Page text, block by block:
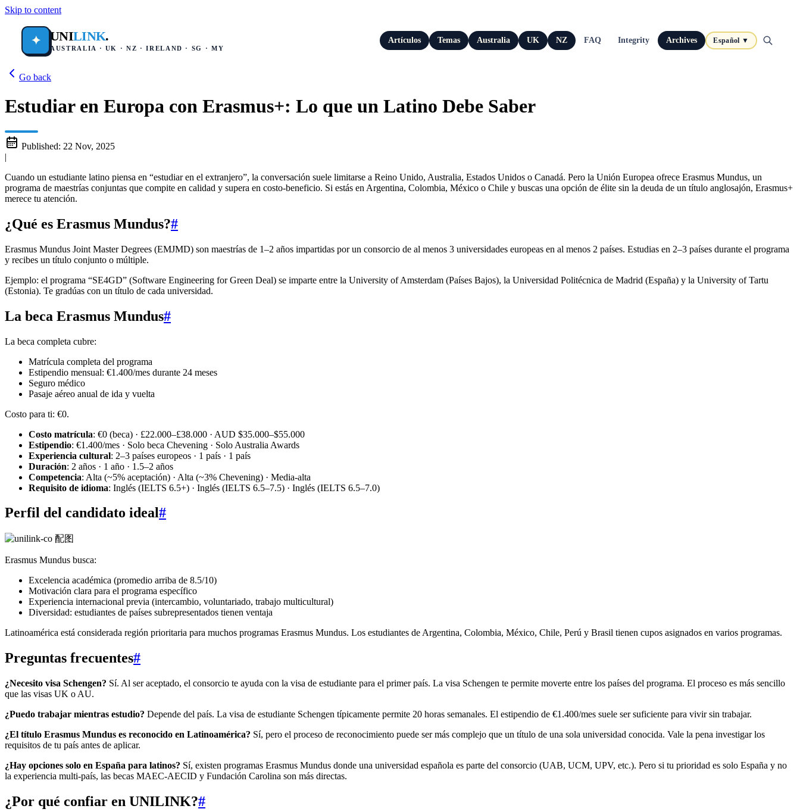
Skip to content
✦ UNILINK.
AUSTRALIA · UK · NZ · IRELAND · SG · MY
Artículos Temas Australia UK NZ FAQ Integrity Archives Español ▼
Go back
Estudiar en Europa con Erasmus+: Lo que un Latino Debe Saber
Published: 22 Nov, 2025
|
Cuando un estudiante latino piensa en “estudiar en el extranjero”, la conversación suele limitarse a Reino Unido, Australia, Estados Unidos o Canadá. Pero la Unión Europea ofrece Erasmus Mundus, un
programa de maestrías conjuntas que compite en calidad y supera en costo-beneficio. Si estás en Argentina, Colombia, México o Chile y buscas una opción de élite sin la deuda de un título anglosajón, Erasmus+
merece tu atención.
¿Qué es Erasmus Mundus?#
Erasmus Mundus Joint Master Degrees (EMJMD) son maestrías de 1–2 años impartidas por un consorcio de al menos 3 universidades europeas en al menos 2 países. Estudias en 2–3 países durante el programa
y recibes un título conjunto o múltiple.
Ejemplo: el programa “SE4GD” (Software Engineering for Green Deal) se imparte entre la University of Amsterdam (Países Bajos), la Universidad Politécnica de Madrid (España) y la University of Tartu
(Estonia). Te gradúas con un título de cada universidad.
La beca Erasmus Mundus#
La beca completa cubre:
Matrícula completa del programa
Estipendio mensual: €1.400/mes durante 24 meses
Seguro médico
Pasaje aéreo anual de ida y vuelta
Costo para ti: €0.
Costo matrícula: €0 (beca) · £22.000–£38.000 · AUD $35.000–$55.000
Estipendio: €1.400/mes · Solo beca Chevening · Solo Australia Awards
Experiencia cultural: 2–3 países europeos · 1 país · 1 país
Duración: 2 años · 1 año · 1.5–2 años
Competencia: Alta (~5% aceptación) · Alta (~3% Chevening) · Media-alta
Requisito de idioma: Inglés (IELTS 6.5+) · Inglés (IELTS 6.5–7.5) · Inglés (IELTS 6.5–7.0)
Perfil del candidato ideal#
Erasmus Mundus busca:
Excelencia académica (promedio arriba de 8.5/10)
Motivación clara para el programa específico
Experiencia internacional previa (intercambio, voluntariado, trabajo multicultural)
Diversidad: estudiantes de países subrepresentados tienen ventaja
Latinoamérica está considerada región prioritaria para muchos programas Erasmus Mundus. Los estudiantes de Argentina, Colombia, México, Chile, Perú y Brasil tienen cupos asignados en varios programas.
Preguntas frecuentes#
¿Necesito visa Schengen? Sí. Al ser aceptado, el consorcio te ayuda con la visa de estudiante para el primer país. La visa Schengen te permite moverte entre los países del programa. El proceso es más sencillo
que las visas UK o AU.
¿Puedo trabajar mientras estudio? Depende del país. La visa de estudiante Schengen típicamente permite 20 horas semanales. El estipendio de €1.400/mes suele ser suficiente para vivir sin trabajar.
¿El título Erasmus Mundus es reconocido en Latinoamérica? Sí, pero el proceso de reconocimiento puede ser más complejo que un título de una sola universidad conocida. Vale la pena investigar los
requisitos de tu país antes de aplicar.
¿Hay opciones solo en España para latinos? Sí, existen programas Erasmus Mundus donde una universidad española es parte del consorcio (UAB, UCM, UPV, etc.). Pero si tu prioridad es solo España y no
la experiencia multi-país, las becas MAEC-AECID y Fundación Carolina son más directas.
¿Por qué confiar en UNILINK?#